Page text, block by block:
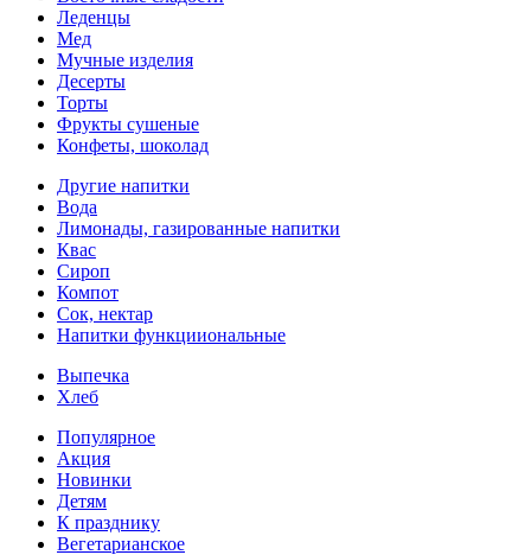
Леденцы
Мед
Мучные изделия
Десерты
Торты
Фрукты сушеные
Конфеты, шоколад
Другие напитки
Вода
Лимонады, газированные напитки
Квас
Сироп
Компот
Сок, нектар
Напитки функцииональные
Выпечка
Хлеб
Популярное
Акция
Новинки
Детям
К празднику
Вегетарианское